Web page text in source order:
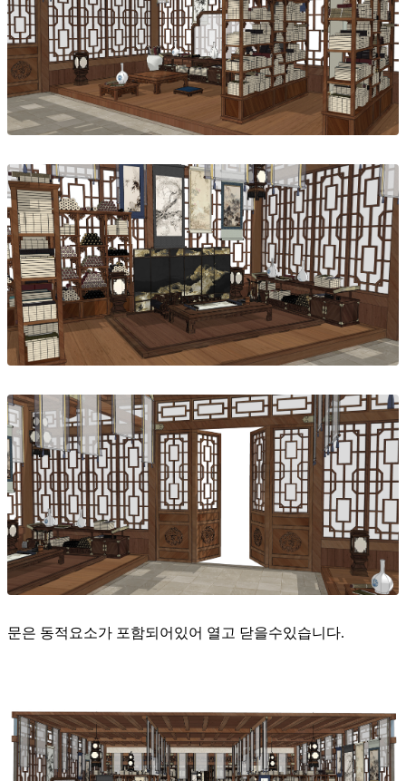
문은 동적요소가 포함되어있어 열고 닫을수있습니다.